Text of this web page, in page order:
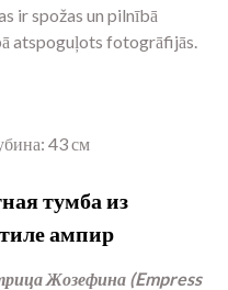
ir spožas un pilnībā
atspoguļots fotogrāfijās.
43 см
тумба из
ампир
Жозефина (Empress